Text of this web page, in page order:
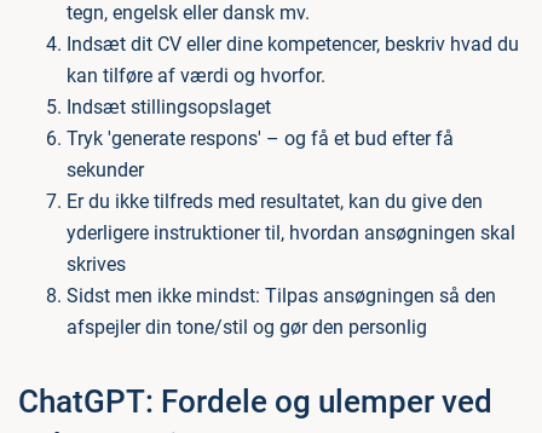
tegn, engelsk eller dansk mv.
Indsæt dit CV eller dine kompetencer, beskriv hvad du
kan tilføre af værdi og hvorfor.
Indsæt stillingsopslaget
Tryk 'generate respons' – og få et bud efter få
sekunder
Er du ikke tilfreds med resultatet, kan du give den
yderligere instruktioner til, hvordan ansøgningen skal
skrives
Sidst men ikke mindst: Tilpas ansøgningen så den
afspejler din tone/stil og gør den personlig
ChatGPT: Fordele og ulemper ved